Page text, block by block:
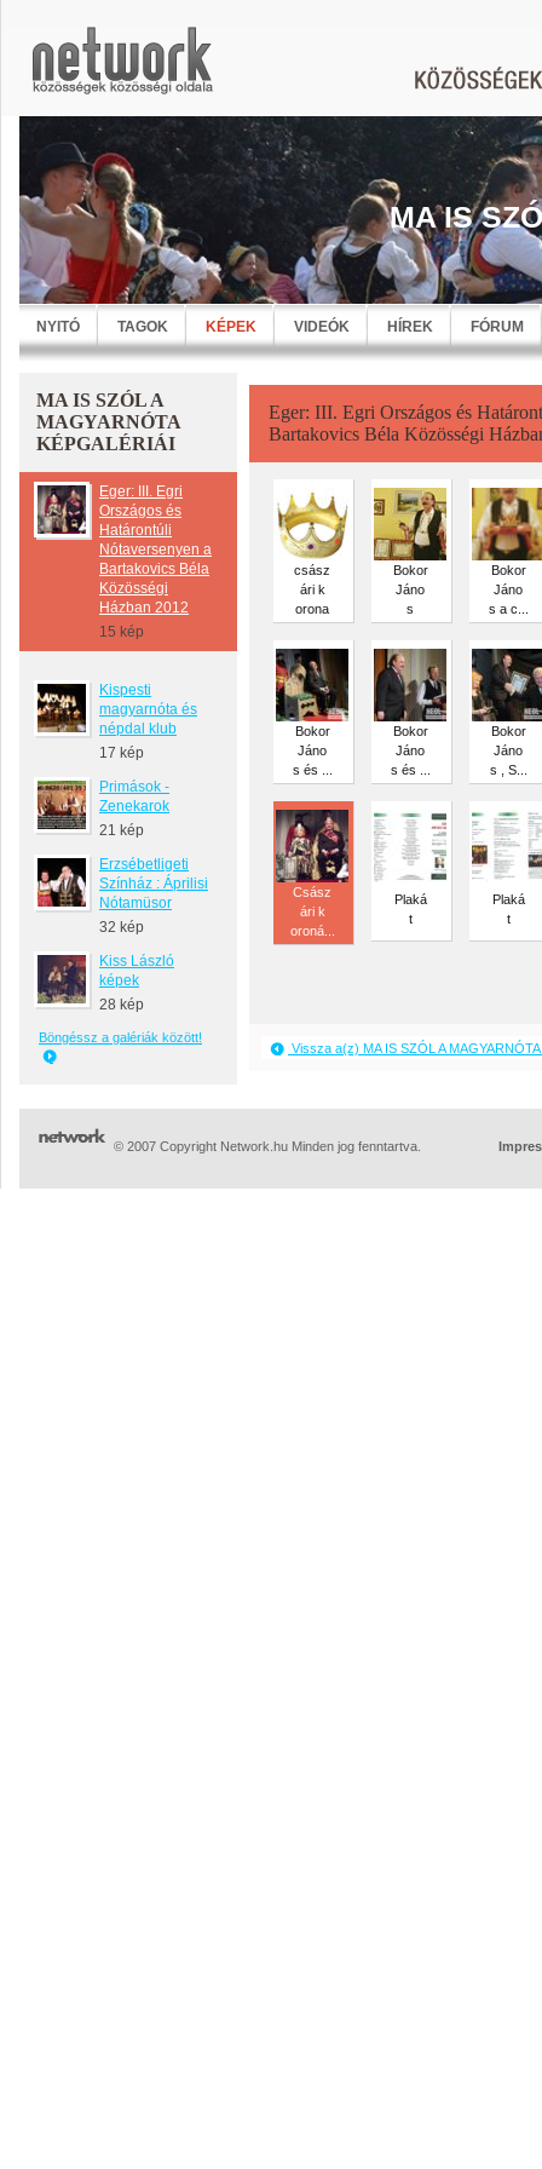
MA IS
NYITÓ TAGOK KÉPEK VIDEÓK HÍREK FÓRUM
MA IS SZÓL A
MAGYARNÓTA
KÉPGALÉRIÁI
Eger: III. Egri
Országos és
Határontúli
Nótaversenyen a
Bartakovics Béla
Közösségi
Házban 2012
15 kép
Kispesti
magyarnóta és
népdal klub
17 kép
Primások -
Zenekarok
21 kép
Erzsébetligeti
Színház : Áprilisi
Nótamüsor
32 kép
Kiss László
képek
28 kép
Böngéssz a galériák között!
Eger: III. Egri Országos és
Bartakovics Béla Közösségi
csász
ári k
orona
Bokor
Jáno
s
Bokor
Jáno
s a c...
Bokor
Jáno
s és ...
Bokor
Jáno
s és ...
Bokor
Jáno
s , S...
Csász
ári k
oroná...
Plaká
t
Plaká
t
Vissza a(z) MA IS SZÓL A
© 2007 Copyright Network.hu Minden jog fenntartva.